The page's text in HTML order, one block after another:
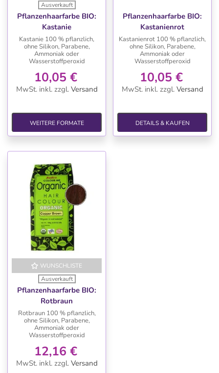
Ausverkauft
Pflanzenhaarfarbe BIO:
Kastanie
Kastanie 100 % pflanzlich,
ohne Silikon, Parabene,
Ammoniak oder
Wasserstoffperoxid
10,05 €
MwSt. inkl. zzgl. Versand
WEITERE FORMATE
Pflanzenhaarfarbe BIO:
Kastanienrot
Kastanienrot 100 % pflanzlich,
ohne Silikon, Parabene,
Ammoniak oder
Wasserstoffperoxid
10,05 €
MwSt. inkl. zzgl. Versand
DETAILS & KAUFEN
WUNSCHLISTE
Ausverkauft
Pflanzenhaarfarbe BIO:
Rotbraun
Rotbraun 100 % pflanzlich,
ohne Silikon, Parabene,
Ammoniak oder
Wasserstoffperoxid
12,16 €
MwSt. inkl. zzgl. Versand